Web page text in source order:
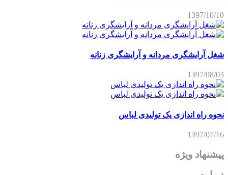
1397/10/10
شغل آرایشگری مردانه و آرایشگری زنانه
1397/08/03
نحوه راه اندازی یک تولیدی لباس
1397/07/16
پیشنهاد ویژه